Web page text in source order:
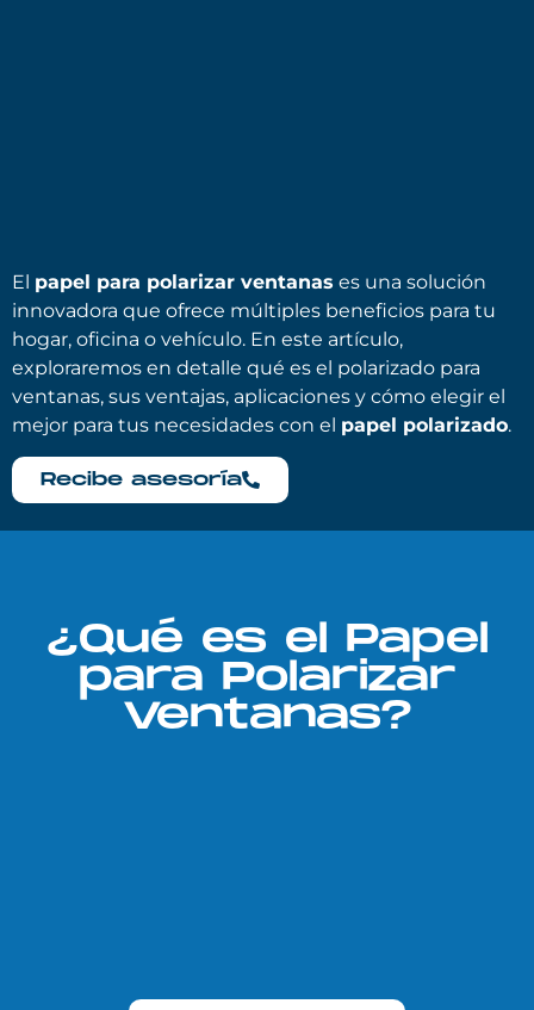
El papel para polarizar ventanas es una solución
innovadora que ofrece múltiples beneficios para tu
hogar, oficina o vehículo. En este artículo,
exploraremos en detalle qué es el polarizado para
ventanas, sus ventajas, aplicaciones y cómo elegir el
mejor para tus necesidades con el papel polarizado.
Recibe asesoría
¿Qué es el Papel
para Polarizar
Ventanas?